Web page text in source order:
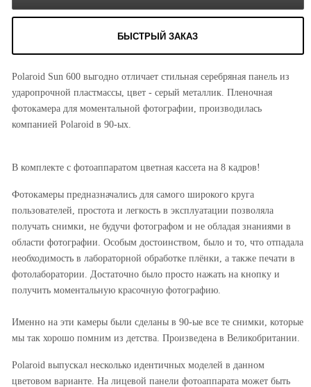
БЫСТРЫЙ ЗАКАЗ
Polaroid Sun 600 выгодно отличает стильная серебряная панель из
ударопрочной пластмассы, цвет - серый металлик. Пленочная
фотокамера для моментальной фотографии, производилась
компанией Polaroid в 90-ых.
В комплекте с фотоаппаратом цветная кассета на 8 кадров!
Фотокамеры предназначались для самого широкого круга
пользователей, простота и легкость в эксплуатации позволяла
получать снимки, не будучи фотографом и не обладая знаниями в
области фотографии. Особым достоинством, было и то, что отпадала
необходимость в лабораторной обработке плёнки, а также печати в
фотолаборатории. Достаточно было просто нажать на кнопку и
получить моментальную красочную фотографию.
Именно на эти камеры были сделаны в 90-ые все те снимки, которые
мы так хорошо помним из детства. Произведена в Великобритании.
Polaroid выпускал несколько идентичных моделей в данном
цветовом варианте. На лицевой панели фотоаппарата может быть